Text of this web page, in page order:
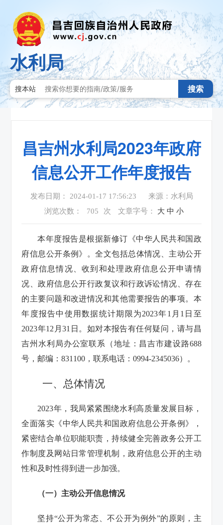
水利局
搜本站 搜索
昌吉州水利局2023年政府
信息公开工作年度报告
发布日期： 2024-01-17 17:56:23
来源：水利局
浏览次数：
705 次 文章字号： 大 中 小
本年度报告是根据新修订《中华人民共和国政
府信息公开条例》。全文包括总体情况、主动公开
政府信息情况、收到和处理政府信息公开申请情
况、政府信息公开行政复议和行政诉讼情况、存在
的主要问题和改进情况和其他需要报告的事项。本
年度报告中使用数据统计期限为2023年1月1日至
2023年12月31日。如对本报告有任何疑问，请与昌
吉州水利局办公室联系（地址：昌吉市建设路688
号，邮编：831100，联系电话：0994-2345036）。
一、总体情况
2023年，我局紧紧围绕水利高质量发展目标，
全面落实《中华人民共和国政府信息公开条例》，
紧密结合单位职能职责，持续健全完善政务公开工
作制度及网站日常管理机制，政府信息公开的主动
性和及时性得到进一步加强。
（一） 主动公开信息情况
坚持“公开为常态、不公开为例外”的原则，主